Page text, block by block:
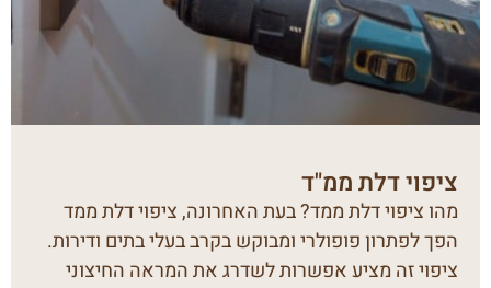
ציפוי דלת ממ"ד
מהו ציפוי דלת ממד? בעת האחרונה, ציפוי דלת ממד
הפך לפתרון פופולרי ומבוקש בקרב בעלי בתים ודירות.
ציפוי זה מציע אפשרות לשדרג את המראה החיצוני